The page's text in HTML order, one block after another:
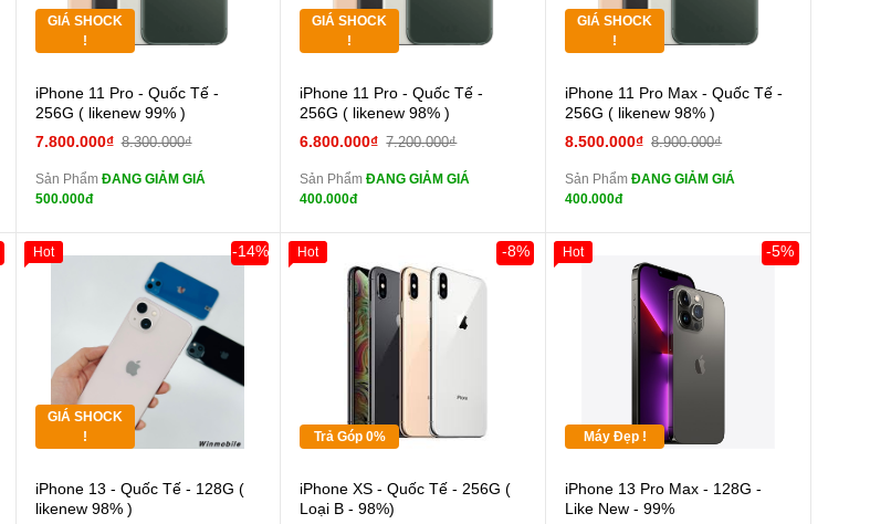
GIÁ SHOCK
!
Cường lực 10D full
màn
tai nghe iPhone 6S
Pin dự phòng và
các Phụ Kiện Khác
iPhone 11 Pro - Quốc Tế -
256G ( likenew 99% )
7.800.000₫ 8.300.000₫
Sản Phẩm ĐANG GIẢM GIÁ
500.000đ
GIÁ SHOCK
!
Cường lực 10D full
màn
tai nghe iPhone 6S
Pin dự phòng và
các Phụ Kiện Khác
iPhone 11 Pro - Quốc Tế -
256G ( likenew 98% )
6.800.000₫ 7.200.000₫
Sản PhẩmĐANG GIẢM GIÁ
400.000đ
GIÁ SHOCK
!
Cường lực 10D full
màn
tai nghe iPhone 6S
Pin dự phòng và
các Phụ Kiện Khác
iPhone 11 Pro Max - Quốc Tế -
256G ( likenew 98% )
8.500.000₫ 8.900.000₫
Sản PhẩmĐANG GIẢM GIÁ
400.000đ
GIÁ SHOCK
!
Giảm 100.000đ
Khách Hàng
Tặng
Cường lực 10D full
màn
iPhone 13 - Quốc Tế - 128G (
likenew 98% )
-14%
Hot
Trả Góp 0%
Giảm 100.000đ
Khách Hàng
Thân Thiết
Tặng
Tặng
Cường lực 10D full
màn
iPhone XS - Quốc Tế - 256G (
Loại B - 98%)
-8%
Hot
Máy Đẹp !
iPhone 13 Pro Max - 128G -
Like New - 99%
-5%
Hot